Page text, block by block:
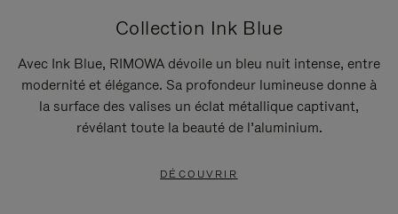
Collection Ink Blue
Avec Ink Blue, RIMOWA dévoile un bleu nuit intense, entre
modernité et élégance. Sa profondeur lumineuse donne à
la surface des valises un éclat métallique captivant,
révélant toute la beauté de l’aluminium.
DÉCOUVRIR